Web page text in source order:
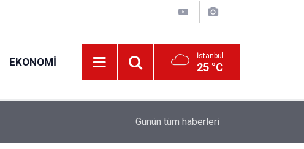
EKONOMI İstanbul
25 °C
MEB Öğretmenlere İl Emri Atama Hakkı
Günün tüm haberleri